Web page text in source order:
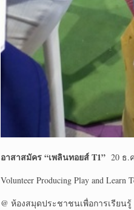
อาสาสมัคร “เพลินทอยส์T1” 20 ธ.
Volunteer Producing Play and Learn
@ ห้องสมุดประชาชนเพื่อการเรียน